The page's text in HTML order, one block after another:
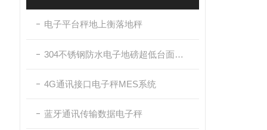
电子平台秤地上衡落地秤
304不锈钢防水电子地磅超低台面带斜坡
4G通讯接口电子秤MES系统
蓝牙通讯传输数据电子秤